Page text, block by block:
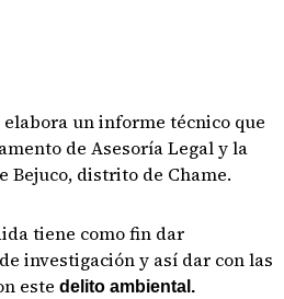
un informe técnico que
de Asesoría Legal y la
Bejuco, distrito de Chame.
tiene como fin dar
investigación y así dar con las
este delito ambiental.